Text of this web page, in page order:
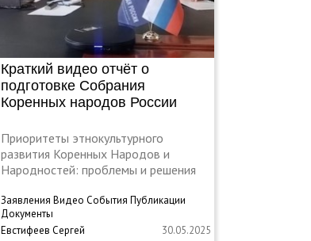
Краткий видео отчёт о
подготовке Собрания
Коренных народов России
Приоритеты этнокультурного
развития Коренных Народов и
Народностей: проблемы и решения
Заявления Видео События Публикации
Документы
Евстифеев Сергей
30.05.2025